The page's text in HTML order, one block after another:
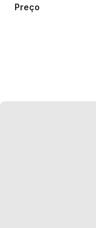
Preço